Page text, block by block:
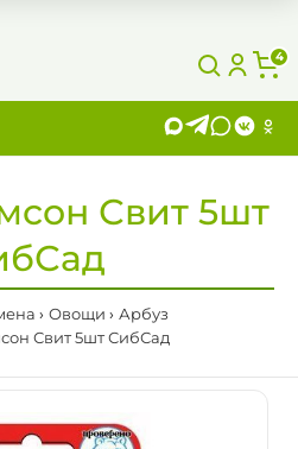
4
Свит 5шт
Овощи
Арбуз
Свит 5шт СибСад